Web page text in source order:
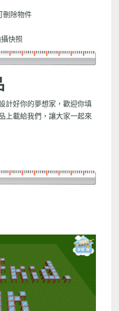
刪除物件
快照
計好你的夢想家，歡迎你填
上載給我們，讓大家一起來